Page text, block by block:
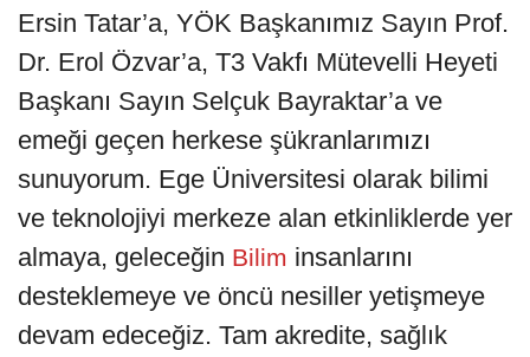
Ersin Tatar’a, YÖK Başkanımız Sayın Prof.
Dr. Erol Özvar’a, T3 Vakfı Mütevelli Heyeti
Başkanı Sayın Selçuk Bayraktar’a ve
emeği geçen herkese şükranlarımızı
sunuyorum. Ege Üniversitesi olarak bilimi
ve teknolojiyi merkeze alan etkinliklerde yer
almaya, geleceğin Bilim insanlarını
desteklemeye ve öncü nesiller yetişmeye
devam edeceğiz. Tam akredite, sağlık